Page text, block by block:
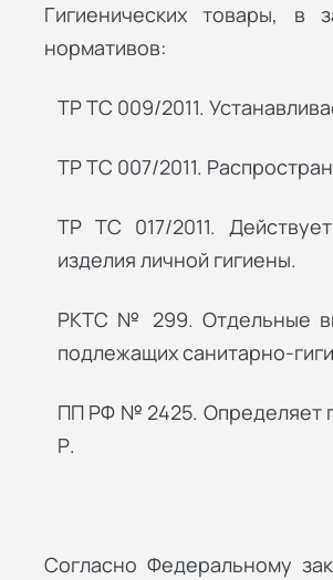
Гигиенических товары, в
нормативов:
ТР ТС 009/2011.
ТР ТС 007/2011.
ТР ТС 017/2011.
изделия личной гигиены.
РКТС № 299. Отдельные
подлежащих санитарно-
ПП РФ № 2425. Определяет
Р.
Согласно Федеральному